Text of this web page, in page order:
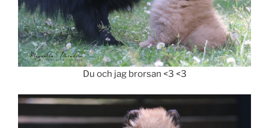
Du och jag brorsan <3 <3